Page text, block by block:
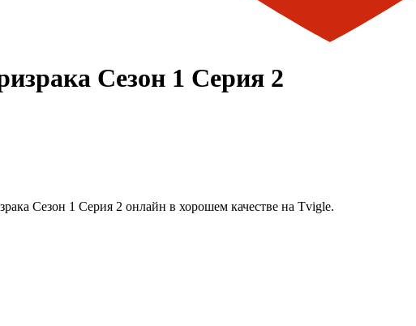
Сезон 1 Серия 2
Сезон 1 Серия 2 онлайн в хорошем качестве на Tvigle.